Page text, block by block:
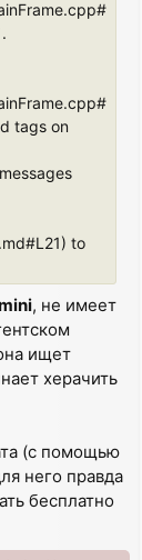
tags on
to
, не имеет
ищет
херачить
(с помощью
него правда
бесплатно